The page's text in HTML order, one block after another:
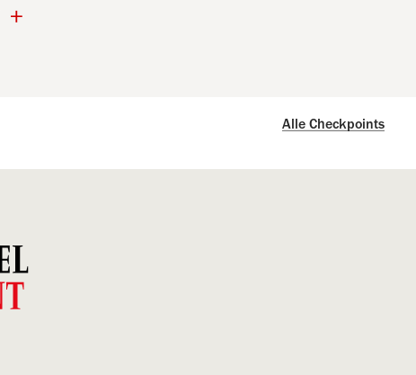
+
Alle Checkpoints